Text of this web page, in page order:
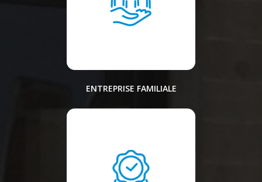
ENTREPRISE FAMILIALE